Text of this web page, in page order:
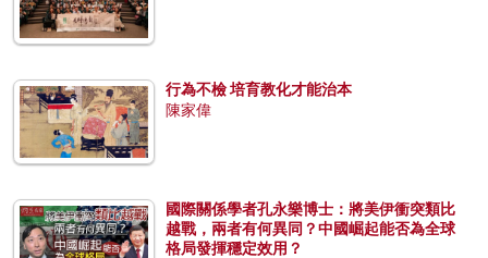
行為不檢 培育教化才能治本
陳家偉
國際關係學者孔永樂博士：將美伊衝突類比
越戰，兩者有何異同？中國崛起能否為全球
格局發揮穩定效用？